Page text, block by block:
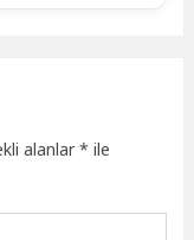
alanlar* ile